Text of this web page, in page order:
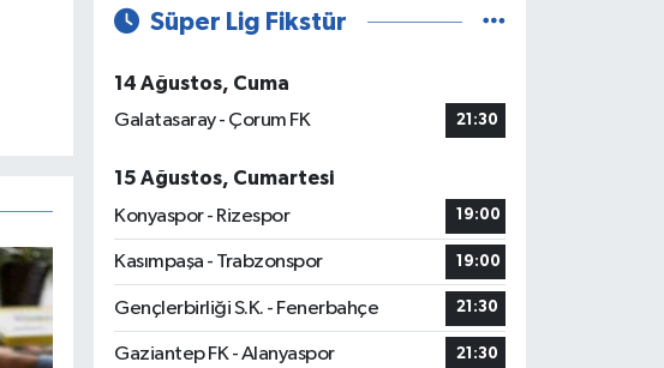
Süper Lig Fikstür
14 Ağustos, Cuma
Galatasaray - Çorum FK
21:30
15 Ağustos, Cumartesi
Konyaspor - Rizespor
19:00
Kasımpaşa - Trabzonspor 19:00
Gençlerbirliği S.K. - Fenerbahçe 21:30
Gaziantep FK - Alanyaspor 21:30